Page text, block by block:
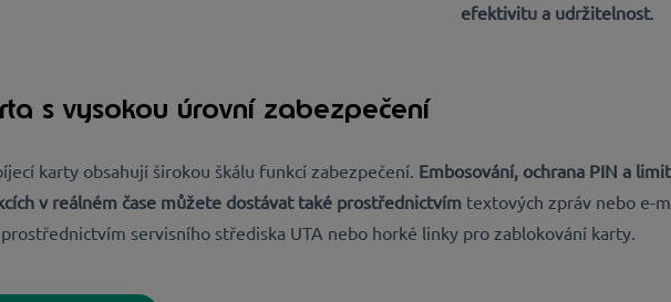
efektivitu a udržitelnost.
s vysokou úrovní zabezpečení
karty obsahují širokou škálu funkcí zabezpečení. Embosování, ochrana PIN a
v reálném čase můžete dostávat také prostřednictvím textových zpráv nebo e-
servisního střediska UTA nebo horké linky pro zablokování karty.